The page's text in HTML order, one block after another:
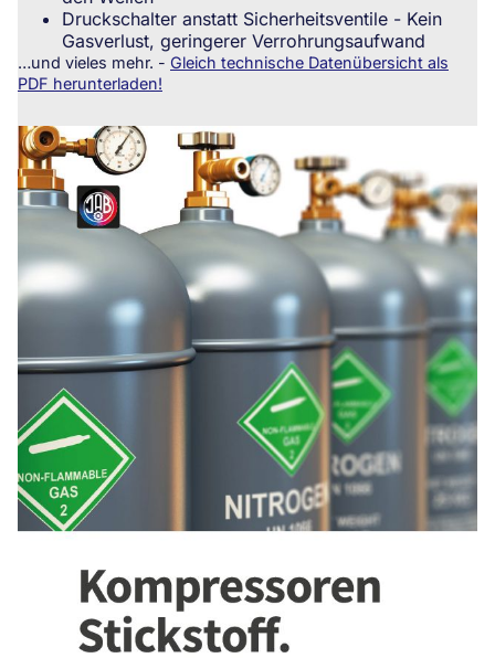
Druckschalter anstatt Sicherheitsventile - Kein
Gasverlust, geringerer Verrohrungsaufwand
…und vieles mehr. - Gleich technische Datenübersicht als
PDF herunterladen!